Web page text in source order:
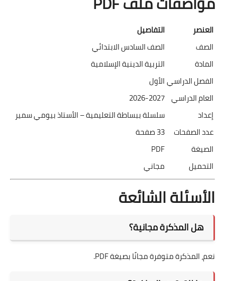
العنصر
التفاصيل
الصف
الصف السادس الابتدائي
المادة
التربية الدينية الإسلامية
الفصل الدراسيالأول
العام الدراسي 2026-2027
إعداد
سلسلة ببساطة التعليمية – الأستاذ بيومي سمير
عدد الصفحات
33 صفحة
الصيغة
PDF
التحميل
مجاني
الأسئلة الشائعة
هل المذكرة مجانية؟
نعم، المذكرة متوفرة مجانًا بصيغة PDF.